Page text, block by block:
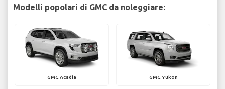
Modelli popolari di GMC da noleggiare:
GMC Acadia GMC Yukon